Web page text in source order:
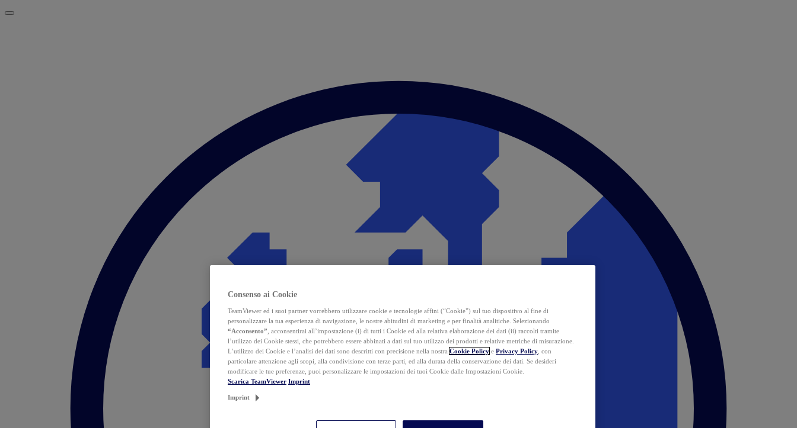
Consenso ai Cookie
TeamViewer ed i suoi partner vorrebbero utilizzare cookie e tecnologie affini (“Cookie”) sul tuo dispositivo al fine di
personalizzare la tua esperienza di navigazione, le nostre abitudini di marketing e per finalità analitiche. Selezionando
“Acconsento” , acconsentirai all’impostazione (i) di tutti i Cookie ed alla relativa elaborazione dei dati (ii) raccolti tramite
l’utilizzo dei Cookie stessi, che potrebbero essere abbinati a dati sul tuo utilizzo dei prodotti e relative metriche di misurazione.
L’utilizzo dei Cookie e l’analisi dei dati sono descritti con precisione nella nostra Cookie Policy e Privacy Policy , con
particolare attenzione agli scopi, alla condivisione con terze parti, ed alla durata della conservazione dei dati. Se desideri
modificare le tue preferenze, puoi personalizzare le impostazioni dei tuoi Cookie dalle Impostazioni Cookie.
Scarica TeamViewer Imprint
Imprint